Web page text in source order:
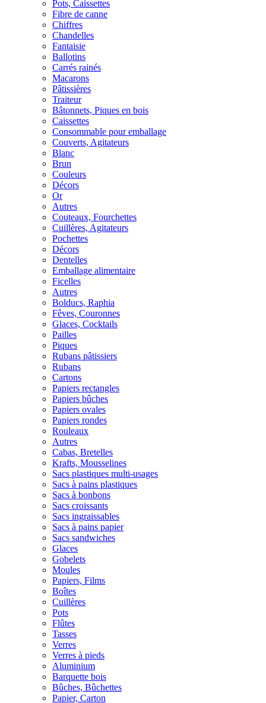
Pots, Caissettes
Fibre de canne
Chiffres
Chandelles
Fantaisie
Ballotins
Carrés rainés
Macarons
Pâtissières
Traiteur
Bâtonnets, Piques en bois
Caissettes
Consommable pour emballage
Couverts, Agitateurs
Blanc
Brun
Couleurs
Décors
Or
Autres
Couteaux, Fourchettes
Cuillères, Agitateurs
Pochettes
Décors
Dentelles
Emballage alimentaire
Ficelles
Autres
Bolducs, Raphia
Fêves, Couronnes
Glaces, Cocktails
Pailles
Piques
Rubans pâtissiers
Rubans
Cartons
Papiers rectangles
Papiers bûches
Papiers ovales
Papiers rondes
Rouleaux
Autres
Cabas, Bretelles
Krafts, Mousselines
Sacs plastiques multi-usages
Sacs à pains plastiques
Sacs à bonbons
Sacs croissants
Sacs ingraissables
Sacs à pains papier
Sacs sandwiches
Glaces
Gobelets
Moules
Papiers, Films
Boîtes
Cuillères
Pots
Flûtes
Tasses
Verres
Verres à pieds
Aluminium
Barquette bois
Bûches, Bûchettes
Papier, Carton